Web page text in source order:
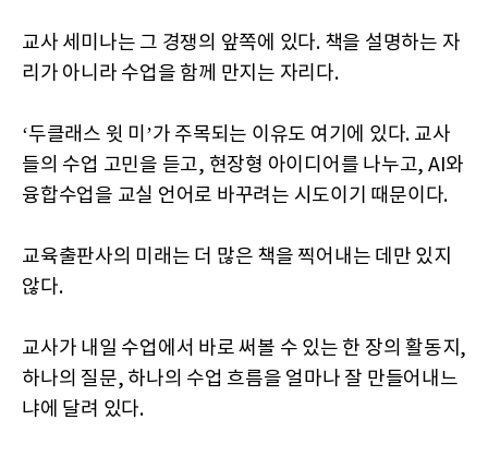
교사 세미나는 그 경쟁의 앞쪽에 있다. 책을 설명하는 자
리가 아니라 수업을 함께 만지는 자리다.
‘두클래스 윗 미’가 주목되는 이유도 여기에 있다. 교사
들의 수업 고민을 듣고, 현장형 아이디어를 나누고, AI와
융합수업을 교실 언어로 바꾸려는 시도이기 때문이다.
교육출판사의 미래는 더 많은 책을 찍어내는 데만 있지
않다.
교사가 내일 수업에서 바로 써볼 수 있는 한 장의 활동지,
하나의 질문, 하나의 수업 흐름을 얼마나 잘 만들어내느
냐에 달려 있다.